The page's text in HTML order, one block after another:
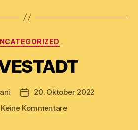
Kategorien
Beitragsdatum
20. Oktober 2022
Keine Kommentarezu